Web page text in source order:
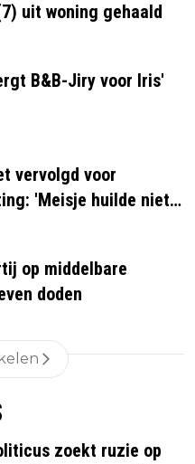
uit woning gehaald
B&B-Jiry voor Iris'
vervolgd voor
'Meisje huilde niet
op middelbare
doden
zoekt ruzie op